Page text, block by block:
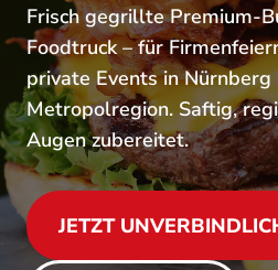
Frisch gegrillte Premium-
Foodtruck – für
private Events in Nürnberg
Metropolregion. Saftig,
Augen zubereitet.
JETZT